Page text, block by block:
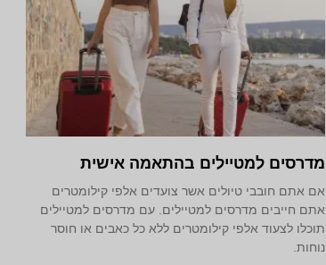
מדרסים למטיילים בהתאמה אישית
אם אתם חובבי טיולים אשר צועדים אלפי קילומטרים
אתם חייבים מדרסים למטיילים. עם מדרסים למטיילים
תוכלו לצעוד אלפי קילומטרים ללא כל כאבים או חוסר
נוחות.